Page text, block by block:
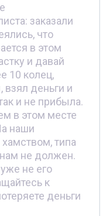
заказали
что
в этом
и давай
10 колец,
деньги и
и не прибыла.
в этом месте
наши
типа
не должен.
не его
к
деньги